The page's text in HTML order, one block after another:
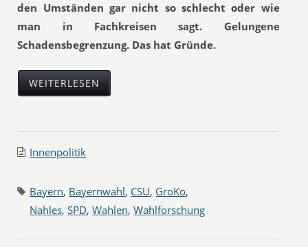
den Umständen gar nicht so schlecht oder wie
man in Fachkreisen sagt. Gelungene
Schadensbegrenzung. Das hat Gründe.
WEITERLESEN
Innenpolitik
Bayern, Bayernwahl, CSU, GroKo,
Nahles,SPD,Wahlen,Wahlforschung